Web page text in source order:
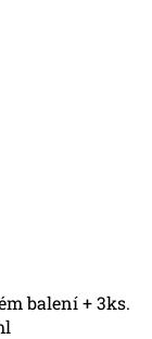
balení + 3ks.